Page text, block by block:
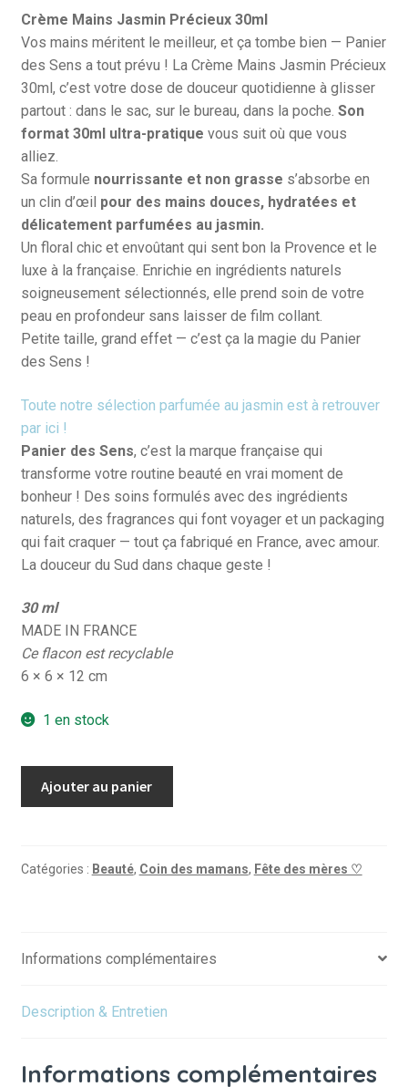
Crème Mains Jasmin Précieux 30ml
Vos mains méritent le meilleur, et ça tombe bien — Panier
des Sens a tout prévu ! La Crème Mains Jasmin Précieux
30ml, c’est votre dose de douceur quotidienne à glisser
partout : dans le sac, sur le bureau, dans la poche. Son
format 30ml ultra-pratique vous suit où que vous
alliez.
Sa formule nourrissante et non grasse s’absorbe en
un clin d’œil pour des mains douces, hydratées et
délicatement parfumées au jasmin.
Un floral chic et envoûtant qui sent bon la Provence et le
luxe à la française. Enrichie en ingrédients naturels
soigneusement sélectionnés, elle prend soin de votre
peau en profondeur sans laisser de film collant.
Petite taille, grand effet — c’est ça la magie du Panier
des Sens !
Toute notre sélection parfumée au jasmin est à retrouver
par ici !
Panier des Sens, c’est la marque française qui
transforme votre routine beauté en vrai moment de
bonheur ! Des soins formulés avec des ingrédients
naturels, des fragrances qui font voyager et un packaging
qui fait craquer — tout ça fabriqué en France, avec amour.
La douceur du Sud dans chaque geste !
30 ml
MADE IN FRANCE
Ce flacon est recyclable
6 × 6 × 12 cm
1 en stock
-
30ml
Ajouter au panier
Catégories : Beauté, Coin des mamans, Fête des mères ♡
Informations complémentaires
Description & Entretien
Informations complémentaires